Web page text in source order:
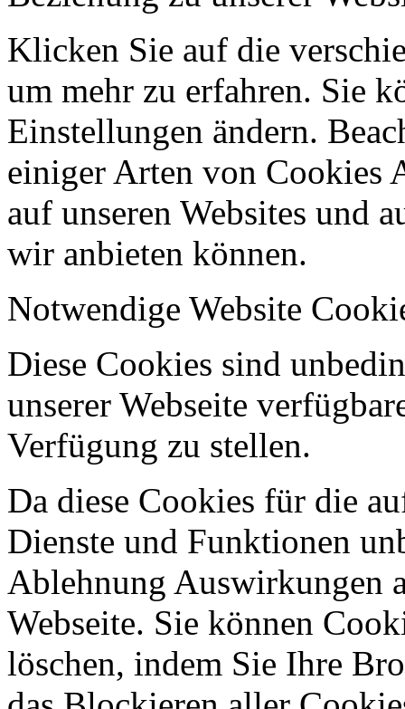
Klicken Sie auf die
um mehr zu erfahren. Sie
Einstellungen ändern.
einiger Arten von Cookies
auf unseren Websites und
wir anbieten können.
Notwendige Website
Diese Cookies sind
unserer Webseite
Verfügung zu stellen.
Da diese Cookies für die
Dienste und Funktionen
Ablehnung Auswirkungen
Webseite. Sie können
löschen, indem Sie Ihre